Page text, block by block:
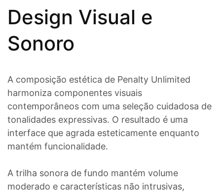
Design Visual e
Sonoro
A composição estética de Penalty Unlimited
harmoniza componentes visuais
contemporâneos com uma seleção cuidadosa de
tonalidades expressivas. O resultado é uma
interface que agrada esteticamente enquanto
mantém funcionalidade.
A trilha sonora de fundo mantém volume
moderado e características não intrusivas,